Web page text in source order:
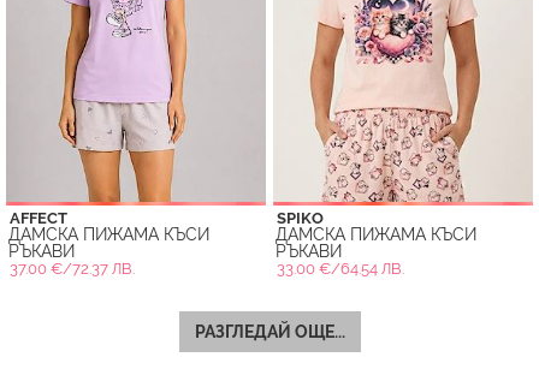
AFFECT
ДАМСКА ПИЖАМА КЪСИ
РЪКАВИ
37.00 €/72.37 ЛВ.
SPIKO
ДАМСКА ПИЖАМА КЪСИ
РЪКАВИ
33.00 €/64.54 ЛВ.
РАЗГЛЕДАЙ ОЩЕ...